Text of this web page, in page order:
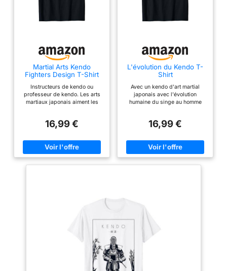
Martial Arts Kendo
Fighters Design T-Shirt
Shirt Coupe classique
Manche courte S
Instructeurs de kendo ou
professeur de kendo. Les arts
martiaux japonais aiment les
Léger, Coupe classique,
ourlet à la base
16,99 €
L'évolution du Kendo T-
Shirt
Avec un kendo d'art martial
japonais avec l'évolution
humaine du singe au homme
couture et ourlet à la base
16,99 €